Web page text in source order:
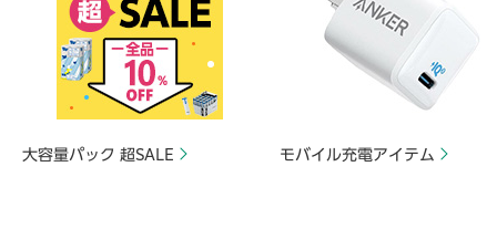
大容量パック 超SALE モバイル充電アイテム